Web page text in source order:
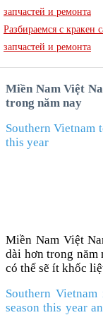
запчастей и ремонта
Разбираемся с кракен
запчастей и ремонта
Miền Nam Việt
trong năm nay
Southern Vietnam
this year
Miền Nam Việt
dài hơn trong năm
có thể sẽ ít khốc
Southern
season this year